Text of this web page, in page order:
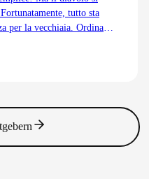
tutto sta
per la vecchiaia. Ordinata